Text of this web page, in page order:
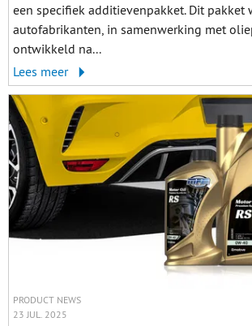
een specifiek additievenpakket. Dit pakket
autofabrikanten, in samenwerking met
ontwikkeld na...
Lees meer
PRODUCT NEWS
23 JUL. 2025